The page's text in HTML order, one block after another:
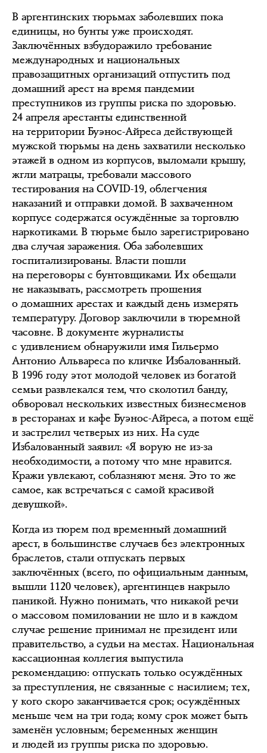
В аргентинских тюрьмах заболевших пока
единицы, но бунты уже происходят.
Заключённых взбудоражило требование
международных и национальных
правозащитных организаций отпустить под
домашний арест на время пандемии
преступников из группы риска по здоровью.
24 апреля арестанты единственной
на территории Буэнос-Айреса действующей
мужской тюрьмы на день захватили несколько
этажей в одном из корпусов, выломали крышу,
жгли матрацы, требовали массового
тестирования на COVID-19, облегчения
наказаний и отправки домой. В захваченном
корпусе содержатся осуждённые за торговлю
наркотиками. В тюрьме было зарегистрировано
два случая заражения. Оба заболевших
госпитализированы. Власти пошли
на переговоры с бунтовщиками. Их обещали
не наказывать, рассмотреть прошения
о домашних арестах и каждый день измерять
температуру. Договор заключили в тюремной
часовне. В документе журналисты
с удивлением обнаружили имя Гильермо
Антонио Альвареса по кличке Избалованный.
В 1996 году этот молодой человек из богатой
семьи развлекался тем, что сколотил банду,
обворовал нескольких известных бизнесменов
в ресторанах и кафе Буэнос-Айреса, а потом ещё
и застрелил четверых из них. На суде
Избалованный заявил: «Я ворую не из-за
необходимости, а потому что мне нравится.
Кражи увлекают, соблазняют меня. Это то же
самое, как встречаться с самой красивой
девушкой».
Когда из тюрем под временный домашний
арест, в большинстве случаев без электронных
браслетов, стали отпускать первых
заключённых (всего, по официальным данным,
вышли 1120 человек), аргентинцев накрыло
паникой. Нужно понимать, что никакой речи
о массовом помиловании не шло и в каждом
случае решение принимал не президент или
правительство, а судьи на местах. Национальная
кассационная коллегия выпустила
рекомендацию: отпускать только осуждённых
за преступления, не связанные с насилием; тех,
у кого скоро заканчивается срок; осуждённых
меньше чем на три года; кому срок может быть
заменён условным; беременных женщин
и людей из группы риска по здоровью.